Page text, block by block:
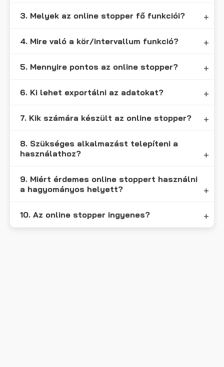
3. Melyek az online stopper fő funkciói?
4. Mire való a kör/intervallum funkció?
5. Mennyire pontos az online stopper?
6. Ki lehet exportálni az adatokat?
7. Kik számára készült az online stopper?
8. Szükséges alkalmazást telepíteni a
használathoz?
9. Miért érdemes online stoppert használni
a hagyományos helyett?
10. Az online stopper ingyenes?